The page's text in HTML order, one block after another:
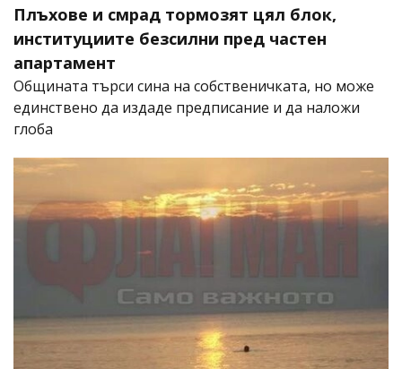
Плъхове и смрад тормозят цял блок,
институциите безсилни пред частен
апартамент
Общината търси сина на собственичката, но може
единствено да издаде предписание и да наложи
глоба